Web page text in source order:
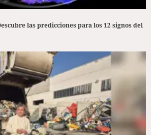
las predicciones para los 12 signos del